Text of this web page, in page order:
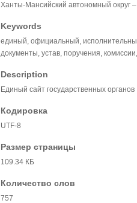
Ханты-Мансийский автономный округ
Keywords
единый, официальный,
документы, устав, поручения,
Description
Единый сайт государственных органов
Кодировка
UTF-8
Размер страницы
109.34 КБ
Количество слов
757